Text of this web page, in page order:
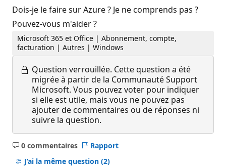
Dois-je le faire sur Azure ? Je ne comprends pas ?
Pouvez-vous m'aider ?
Microsoft 365 et Office | Abonnement, compte,
facturation | Autres | Windows
Question verrouillée. Cette question a été
migrée à partir de la Communauté Support
Microsoft. Vous pouvez voter pour indiquer
si elle est utile, mais vous ne pouvez pas
ajouter de commentaires ou de réponses ni
suivre la question.
0 commentaires
Aucun
commentaire
Rapport
J’ai la même question (2)